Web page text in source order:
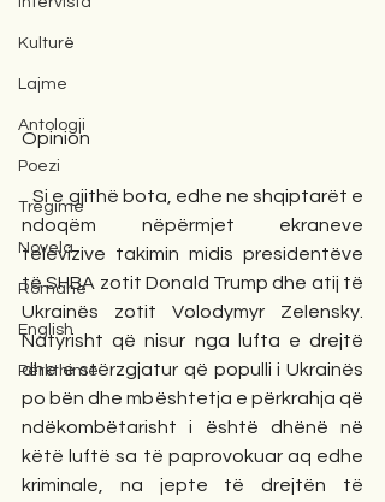
Kulturë
Lajme
Antologji
Poezi
Tregime
Novela
Romane
English
Përkthime
Opinion
Si e gjithë bota, edhe ne shqiptarët e
ndoqëm nëpërmjet ekraneve
televizive takimin midis presidentëve
të SHBA zotit Donald Trump dhe atij të
Ukrainës zotit Volodymyr Zelensky.
Natyrisht që nisur nga lufta e drejtë
dhe e stërzgjatur që populli i Ukrainës
po bën dhe mbështetja e përkrahja që
ndëkombëtarisht i është dhënë në
këtë luftë sa të paprovokuar aq edhe
kriminale, na jepte të drejtën të